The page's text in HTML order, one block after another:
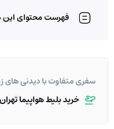
فهرست محتوای این
سفری متفاوت با دیدنی های
خرید بلیط هواپیما تهران